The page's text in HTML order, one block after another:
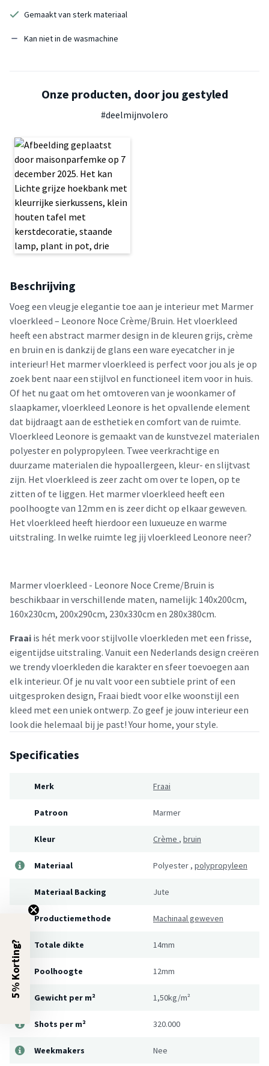
Gemaakt van sterk materiaal
Kan niet in de wasmachine
Onze producten, door jou gestyled
#deelmijnvolero
Beschrijving
Voeg een vleugje elegantie toe aan je interieur met Marmer
vloerkleed – Leonore Noce Crème/Bruin. Het vloerkleed
heeft een abstract marmer design in de kleuren grijs, crème
en bruin en is dankzij de glans een ware eyecatcher in je
interieur! Het marmer vloerkleed is perfect voor jou als je op
zoek bent naar een stijlvol en functioneel item voor in huis.
Of het nu gaat om het omtoveren van je woonkamer of
slaapkamer, vloerkleed Leonore is het opvallende element
dat bijdraagt aan de esthetiek en comfort van de ruimte.
Vloerkleed Leonore is gemaakt van de kunstvezel materialen
polyester en polypropyleen. Twee veerkrachtige en
duurzame materialen die hypoallergeen, kleur- en slijtvast
zijn. Het vloerkleed is zeer zacht om over te lopen, op te
zitten of te liggen. Het marmer vloerkleed heeft een
poolhoogte van 12mm en is zeer dicht op elkaar geweven.
Het vloerkleed heeft hierdoor een luxueuze en warme
uitstraling. In welke ruimte leg jij vloerkleed Leonore neer?
Marmer vloerkleed - Leonore Noce Creme/Bruin is
beschikbaar in verschillende maten, namelijk: 140x200cm,
160x230cm, 200x290cm, 230x330cm en 280x380cm.
Fraai is hét merk voor stijlvolle vloerkleden met een frisse,
eigentijdse uitstraling. Vanuit een Nederlands design creëren
we trendy vloerkleden die karakter en sfeer toevoegen aan
elk interieur. Of je nu valt voor een subtiele print of een
uitgesproken design, Fraai biedt voor elke woonstijl een
kleed met een uniek ontwerp. Zo geef je jouw interieur een
look die helemaal bij je past! Your home, your style.
Specificaties
Merk Fraai
Patroon Marmer
Kleur Crème , bruin
Materiaal Polyester , polypropyleen
Materiaal Backing Jute
Productiemethode Machinaal geweven
Totale dikte 14mm
Poolhoogte 12mm
Gewicht per m² 1,50kg/m²
Shots per m² 320.000
Weekmakers Nee
5% Korting?